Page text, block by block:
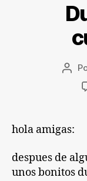
hola amigas:
despues de
unos bonitos